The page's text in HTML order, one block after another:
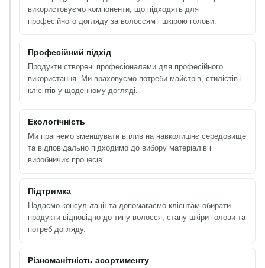
використовуємо компоненти, що підходять для
професійного догляду за волоссям і шкірою голови.
Професійний підхід
Продукти створені професіоналами для професійного
використання. Ми враховуємо потреби майстрів, стилістів і
клієнтів у щоденному догляді.
Екологічність
Ми прагнемо зменшувати вплив на навколишнє середовище
та відповідально підходимо до вибору матеріалів і
виробничих процесів.
Підтримка
Надаємо консультації та допомагаємо клієнтам обирати
продукти відповідно до типу волосся, стану шкіри голови та
потреб догляду.
Різноманітність асортименту